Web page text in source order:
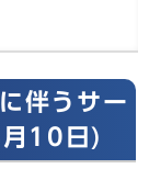
伴うサー
月10日)